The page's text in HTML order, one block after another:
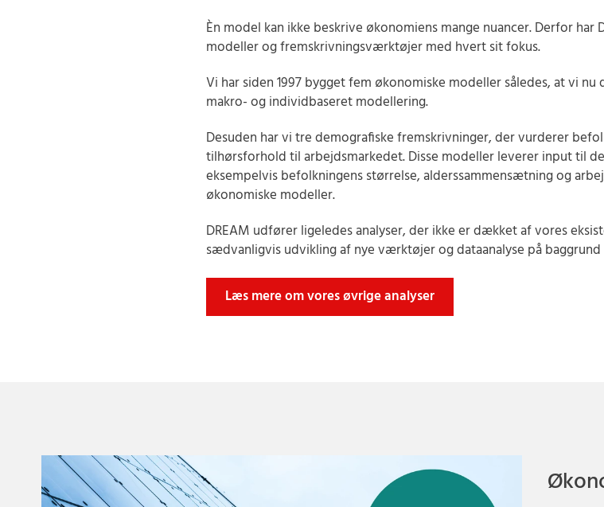
Èn model kan ikke beskrive økonomiens mange nuancer. Derfor
modeller og fremskrivningsværktøjer med hvert sit fokus.
Vi har siden 1997 bygget fem økonomiske modeller således, at vi
makro- og individbaseret modellering.
Desuden har vi tre demografiske fremskrivninger, der vurderer
tilhørsforhold til arbejdsmarkedet. Disse modeller leverer input til
eksempelvis befolkningens størrelse, alderssammensætning og
økonomiske modeller.
DREAM udfører ligeledes analyser, der ikke er dækket af vores
sædvanligvis udvikling af nye værktøjer og dataanalyse på
Læs mere om vores øvrige analyser